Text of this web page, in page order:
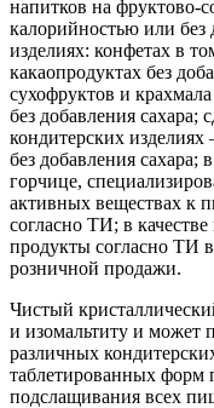
напитков на фруктово-
калорийностью или без
изделиях: конфетах в
какаопродуктах без
сухофруктов и
без добавления
кондитерских
без добавления сахара;
горчице,
активных веществах к
согласно ТИ; в
продукты согласно ТИ
розничной продажи.
Чистый
и изомальтиту и может
различных
таблетированных форм
подслащивания всех